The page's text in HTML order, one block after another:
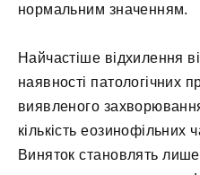
нормальним значенням.
Найчастіше відхилення
наявності патологічних
виявленого
кількість еозинофільних
Виняток становлять лише